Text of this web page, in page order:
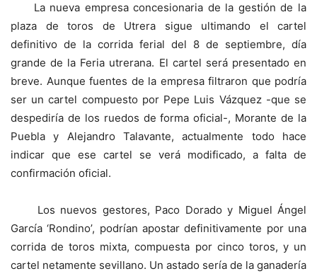
La nueva empresa concesionaria de la gestión de la
plaza de toros de Utrera sigue ultimando el cartel
definitivo de la corrida ferial del 8 de septiembre, día
grande de la Feria utrerana. El cartel será presentado en
breve. Aunque fuentes de la empresa filtraron que podría
ser un cartel compuesto por Pepe Luis Vázquez -que se
despediría de los ruedos de forma oficial-, Morante de la
Puebla y Alejandro Talavante, actualmente todo hace
indicar que ese cartel se verá modificado, a falta de
confirmación oficial.
Los nuevos gestores, Paco Dorado y Miguel Ángel
García ‘Rondino’, podrían apostar definitivamente por una
corrida de toros mixta, compuesta por cinco toros, y un
cartel netamente sevillano. Un astado sería de la ganadería